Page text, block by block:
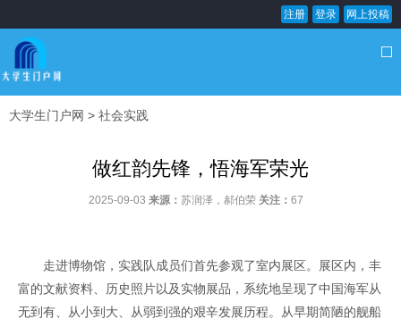
注册 登录 网上投稿
大学生门户网 > 社会实践
做红韵先锋，悟海军荣光
2025-09-03 来源： 苏润泽，郝伯荣 关注： 67
走进博物馆，实践队成员们首先参观了室内展区。展区内，丰
富的文献资料、历史照片以及实物展品，系统地呈现了中国海军从
无到有、从小到大、从弱到强的艰辛发展历程。从早期简陋的舰船